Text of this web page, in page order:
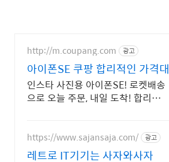
http://m.coupang.com 광고
아이폰SE 쿠팡 합리적인 가격대
인스타 사진용 아이폰SE! 로켓배송
으로 오늘 주문, 내일 도착! 합리적
https://www.sajansaja.com/ 광고
레트로 IT기기는 사자와사자